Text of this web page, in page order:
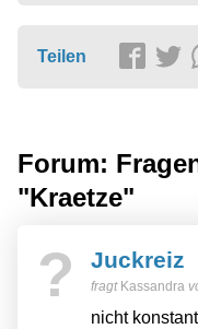
Teilen
Forum:
"Kraetze"
? Juckreiz
fragt Kassandra
nicht